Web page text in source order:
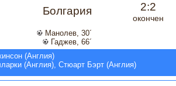
Болгария 2:2
окончен
Манолев, 30´
Гаджев, 66´
(Англия)
(Англия), Стюарт Бэрт (Англия)